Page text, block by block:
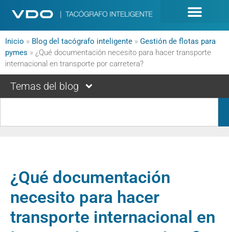
Inicio » Blog del tacógrafo inteligente » Gestión de flotas para
pymes » ¿Qué documentación necesito para hacer transporte
internacional en transporte por carretera?
Temas del blog
¿Qué documentación
necesito para hacer
transporte internacional en